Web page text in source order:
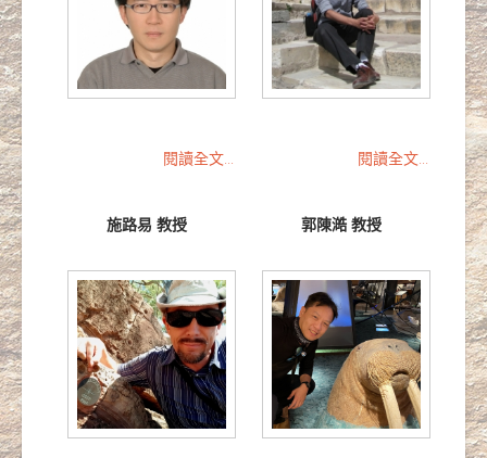
閱讀全文... 閱讀全文...
施路易 教授 郭陳澔 教授